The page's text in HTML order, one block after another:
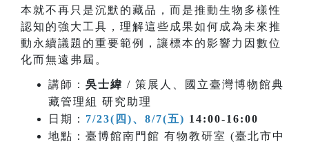
本就不再只是沉默的藏品，而是推動生物多樣性
認知的強大工具，理解這些成果如何成為未來推
動永續議題的重要範例，讓標本的影響力因數位
化而無遠弗屆。
講師： 吳士緯 / 策展人、國立臺灣博物館典
藏管理組 研究助理
日期： 7/23(四)、8/7(五) 14:00-16:00
地點：臺博館南門館 有物教研室 (臺北市中